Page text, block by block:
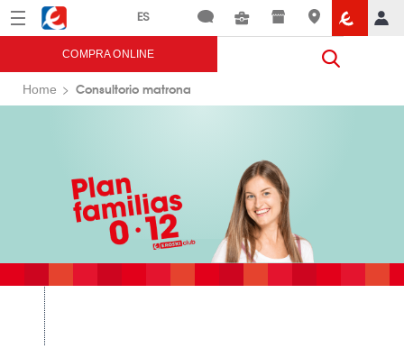
Menú Eroski
COMPRA ONLINE
Home Consultorio matrona